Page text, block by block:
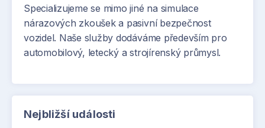
Specializujeme se mimo jiné na simulace
nárazových zkoušek a pasivní bezpečnost
vozidel. Naše služby dodáváme především pro
automobilový, letecký a strojírenský průmysl.
Nejbližší události